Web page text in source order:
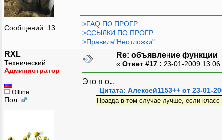
Сообщений: 13
>FAQ ПО ПРОГР.
>ССЫЛКИ ПО ПРОГР.
>Правила"Неотложки"
RXL
Технический
Администратор
Offline
Пол:
Re: объявление функции
« Ответ #17 : 23-01-2009
Это я о...
Цитата: Алексей1153++ от 23-01-
Правда в том случае лучше, если класс